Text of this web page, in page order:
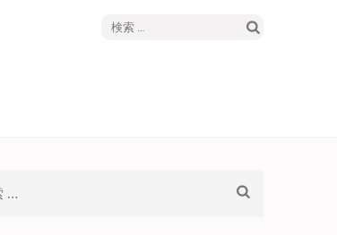
検